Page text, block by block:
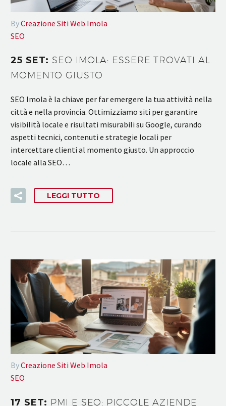
ByCreazione Siti Web Imola
SEO
25 SET: SEO IMOLA: ESSERE TROVATI AL
MOMENTO GIUSTO
SEO Imola è la chiave per far emergere la tua attività nella
città e nella provincia. Ottimizziamo siti per garantire
visibilità locale e risultati misurabili su Google, curando
aspetti tecnici, contenuti e strategie locali per
intercettare clienti al momento giusto. Un approccio
locale alla SEO…
LEGGI TUTTO
ByCreazione Siti Web Imola
SEO
17 SET: PMI E SEO: PICCOLE AZIENDE